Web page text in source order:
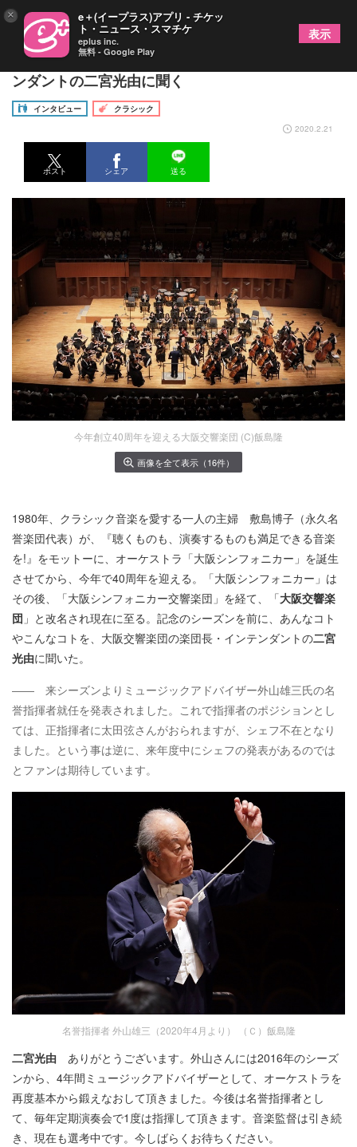
創立40周年を迎える大阪交響楽団、楽団長・インテ
ンダントの二宮光由に聞く
インタビュー
クラシック
2020.2.21
ポスト シェア 送る
今年創立40周年を迎える大阪交響楽団 (C)飯島隆
画像を全て表示（16件）
1980年、クラシック音楽を愛する一人の主婦 敷島博子（永久名
誉楽団代表）が、『聴くものも、演奏するものも満足できる音楽
を!』をモットーに、オーケストラ「大阪シンフォニカー」を誕生
させてから、今年で40周年を迎える。「大阪シンフォニカー」は
その後、「大阪シンフォニカー交響楽団」を経て、「大阪交響楽
団 」と改名され現在に至る。記念のシーズンを前に、あんなコト
やこんなコトを、大阪交響楽団の楽団長・インテンダントの二宮
光由に聞いた。
―― 来シーズンよりミュージックアドバイザー外山雄三氏の名
誉指揮者就任を発表されました。これで指揮者のポジションとし
ては、正指揮者に太田弦さんがおられますが、シェフ不在となり
ました。という事は逆に、来年度中にシェフの発表があるのでは
とファンは期待しています。
名誉指揮者 外山雄三（2020年4月より） （Ｃ）飯島隆
二宮光由 ありがとうございます。外山さんには2016年のシーズ
ンから、4年間ミュージックアドバイザーとして、オーケストラを
再度基本から鍛えなおして頂きました。今後は名誉指揮者とし
て、毎年定期演奏会で1度は指揮して頂きます。音楽監督は引き続
き、現在も選考中です。今しばらくお待ちください。
× e＋(イープラス)アプリ - チケッ
ト・ニュース・スマチケ
eplus inc.
無料 - Google Play
表示